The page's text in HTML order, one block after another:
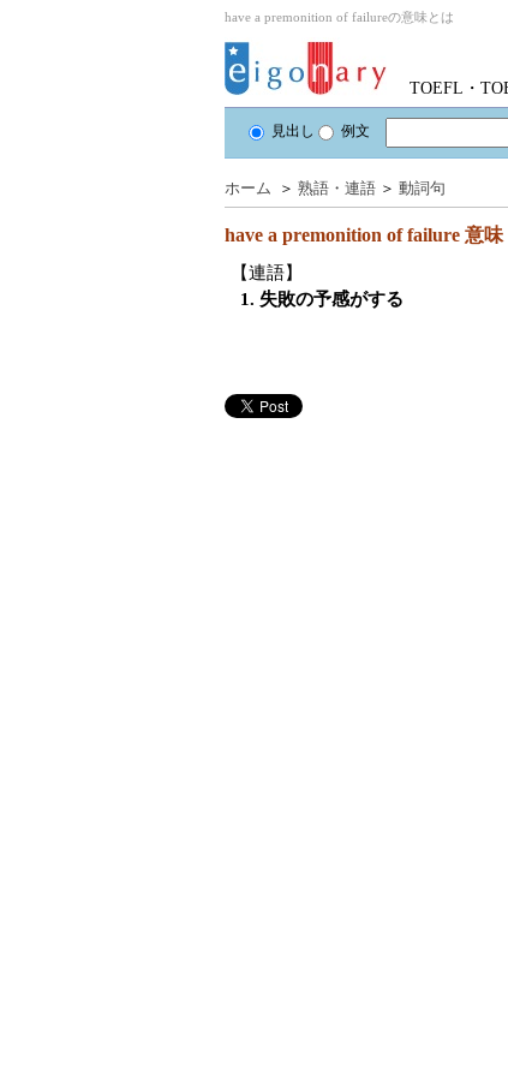
have a premonition of failureの意味とは
TOEFL・
見出し 例文
ホーム ＞ 熟語・連語 ＞ 動詞句
have a premonition of failure 意味
【連語】
1. 失敗の予感がする